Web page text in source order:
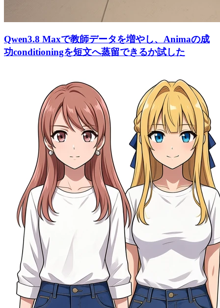
Qwen3.8 Maxで教師データを増やし、Animaの成
功conditioningを短文へ蒸留できるか試した